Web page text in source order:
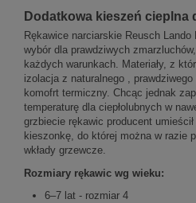
Dodatkowa kieszeń cieplna
Rękawice narciarskie Reusch
wybór dla prawdziwych
każdych warunkach. Materiały, z
izolacja z naturalnego ,
komofrt termiczny. Chcąc jednak
temperaturę dla ciepłolubnych w
grzbiecie rękawic producent
kieszonkę, do której można w razie
wkłady grzewcze.
Rozmiary rękawic wg wieku:
6–7 lat - rozmiar 4